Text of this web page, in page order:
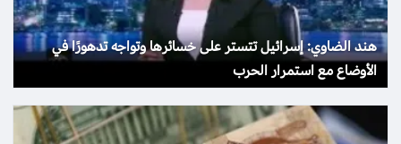
هند الضاوي: إسرائيل تتستر على خسائرها وتواجه تدهورًا في
الأوضاع مع استمرار الحرب